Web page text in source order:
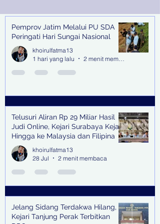
Recent Posts
Pemprov Jatim Melalui PU SDA
Peringati Hari Sungai Nasional
khoirulfatma13
1 hari yang lalu
Telusuri Aliran Rp 29 Miliar Hasil
Judi Online, Kejari Surabaya Kejar
Hingga ke Malaysia dan Filipina
khoirulfatma13
28 Jul
2 menit membaca
Jelang Sidang Terdakwa Hilang,
Kejari Tanjung Perak Terbitkan